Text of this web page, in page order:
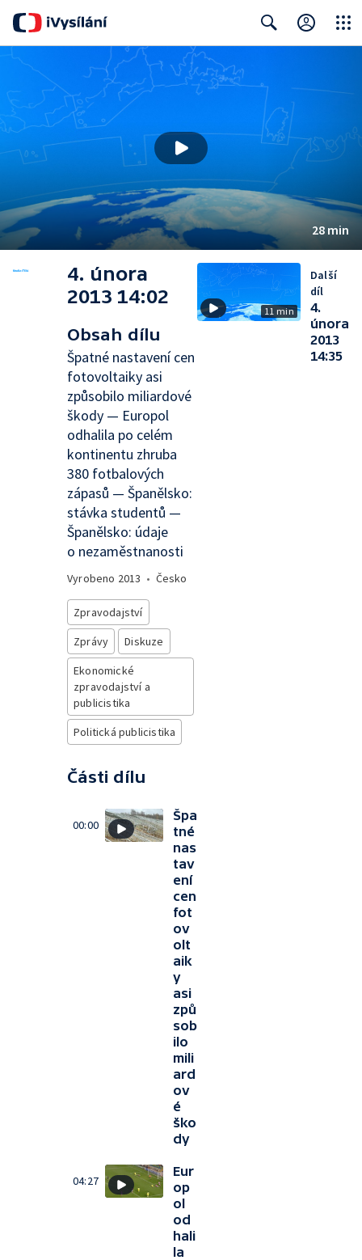
28 min
4. února
2013 14:02
Obsah dílu
Špatné nastavení cen
fotovoltaiky asi
způsobilo miliardové
škody — Europol
odhalila po celém
kontinentu zhruba
380 fotbalových
zápasů — Španělsko:
stávka studentů —
Španělsko: údaje
o nezaměstnanosti
Vyrobeno 2013 • Česko
Zpravodajství
Zprávy
Diskuze
Ekonomické
zpravodajství a
publicistika
Politická publicistika
Části dílu
00:00
Špa
tné
nas
tav
ení
cen
fot
ov
olt
aik
y
asi
způ
sob
ilo
mili
ard
ov
é
ško
dy
04:27
Eur
op
ol
od
hali
la
11 min
Další
díl
4.
února
2013
14:35